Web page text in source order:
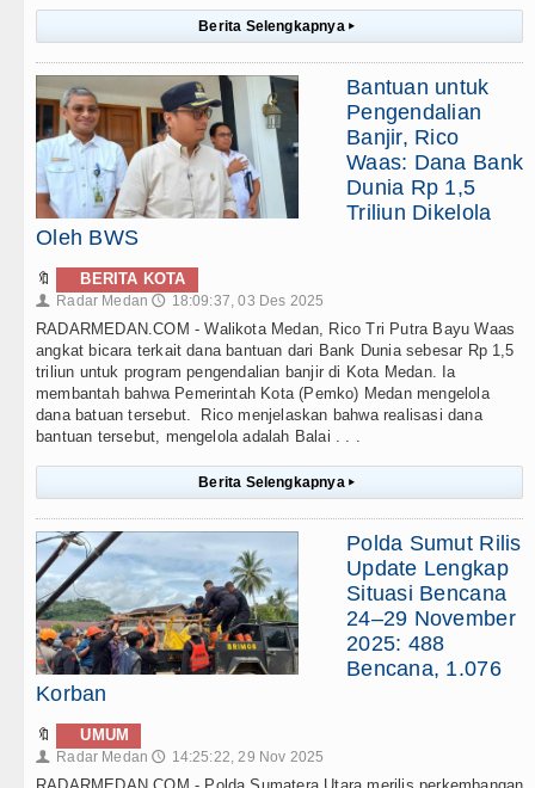
Berita Selengkapnya ▸
Bantuan untuk
Pengendalian
Banjir, Rico
Waas: Dana Bank
Dunia Rp 1,5
Triliun Dikelola
Oleh BWS
🔖 BERITA KOTA
👤 Radar Medan 🕔 18:09:37, 03 Des 2025
RADARMEDAN.COM - Walikota Medan, Rico Tri Putra Bayu Waas
angkat bicara terkait dana bantuan dari Bank Dunia sebesar Rp 1,5
triliun untuk program pengendalian banjir di Kota Medan. Ia
membantah bahwa Pemerintah Kota (Pemko) Medan mengelola
dana batuan tersebut. Rico menjelaskan bahwa realisasi dana
bantuan tersebut, mengelola adalah Balai . . .
Berita Selengkapnya ▸
Polda Sumut Rilis
Update Lengkap
Situasi Bencana
24–29 November
2025: 488
Bencana, 1.076
Korban
🔖 UMUM
👤 Radar Medan 🕔 14:25:22, 29 Nov 2025